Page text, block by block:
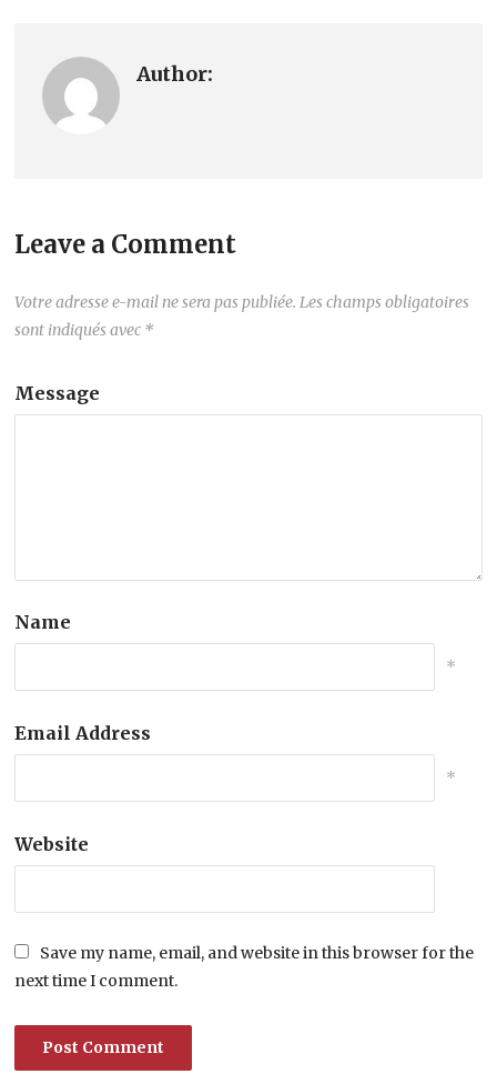
Author:
Leave a Comment
Votre adresse e-mail ne sera pas publiée. Les champs obligatoires
sont indiqués avec *
Message
Name
*
Email Address
*
Website
Save my name, email, and website in this browser for the
next time I comment.